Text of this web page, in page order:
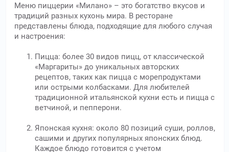
Меню пиццерии «Милано» – это богатство вкусов и
традиций разных кухонь мира. В ресторане
представлены блюда, подходящие для любого случая
и настроения:
Пицца: более 30 видов пицц, от классической
«Маргариты» до уникальных авторских
рецептов, таких как пицца с морепродуктами
или острыми колбасками. Для любителей
традиционной итальянской кухни есть и пицца с
ветчиной, и пепперони.
Японская кухня: около 80 позиций суши, роллов,
сашими и других популярных японских блюд.
Каждое блюдо готовится с учетом